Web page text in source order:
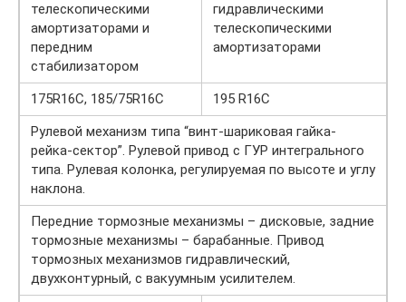
телескопическими
амортизаторами и
передним
стабилизатором
гидравлическими
телескопическими
амортизаторами
175R16С, 185/75R16C
195 R16С
Рулевой механизм типа “винт-шариковая гайка-
рейка-сектор”. Рулевой привод с ГУР интегрального
типа. Рулевая колонка, регулируемая по высоте и углу
наклона.
Передние тормозные механизмы – дисковые, задние
тормозные механизмы – барабанные. Привод
тормозных механизмов гидравлический,
двухконтурный, с вакуумным усилителем.